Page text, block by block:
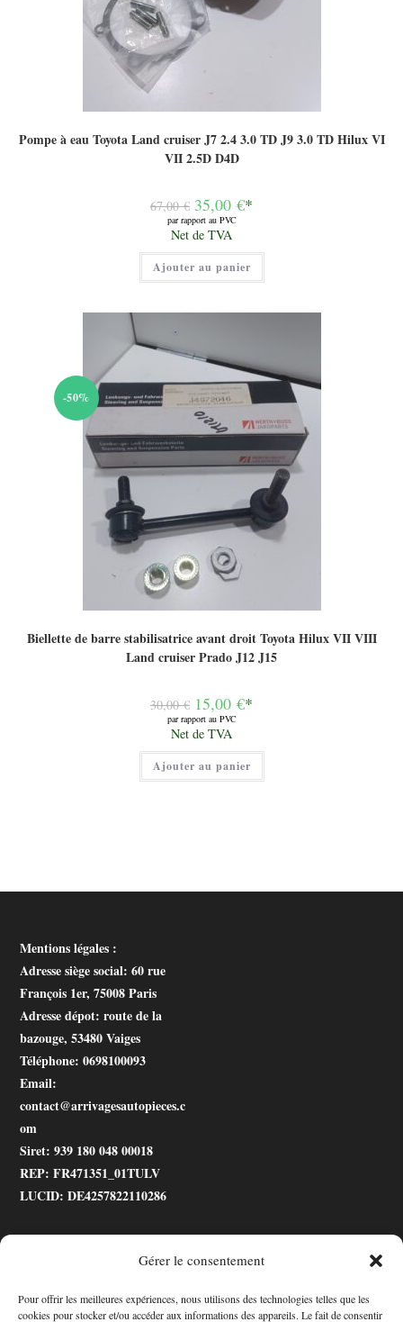
Gérer le consentement
Pour offrir les meilleures expériences, nous utilisons des technologies telles que les
cookies pour stocker et/ou accéder aux informations des appareils. Le fait de consentir
Pompe à eau Toyota Land cruiser J7 2.4 3.0 TD J9 3.0 TD Hilux VI
VII 2.5D D4D
67,00€ Le
prix
initial
était :
67,00 €.
35,00 €*
par rapport au PVC
Le
prix
actuel
est :
35,00 €.
Net de TVA
Ajouter au panier
-50%
Biellette de barre stabilisatrice avant droit Toyota Hilux VII VIII
Land cruiser Prado J12 J15
30,00€ Le
prix
initial
était :
30,00 €.
15,00 €*
par rapport au PVC
Le
prix
actuel
est :
15,00 €.
Net de TVA
Ajouter au panier
Mentions légales :
Adresse siège social: 60 rue
François 1er, 75008 Paris
Adresse dépot: route de la
bazouge, 53480 Vaiges
Téléphone: 0698100093
Email:
contact@arrivagesautopieces.c
om
Siret: 939 180 048 00018
REP: FR471351_01TULV
LUCID: DE4257822110286